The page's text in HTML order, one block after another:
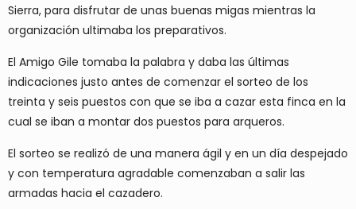
Sierra, para disfrutar de unas buenas migas mientras la
organización ultimaba los preparativos.
El Amigo Gile tomaba la palabra y daba las últimas
indicaciones justo antes de comenzar el sorteo de los
treinta y seis puestos con que se iba a cazar esta finca en la
cual se iban a montar dos puestos para arqueros.
El sorteo se realizó de una manera ágil y en un día despejado
y con temperatura agradable comenzaban a salir las
armadas hacia el cazadero.